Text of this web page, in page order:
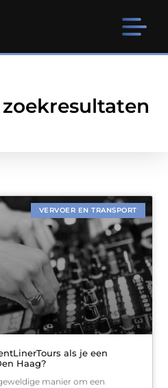
VERVOER EN TRANSPORT
als je een
Haag?
manier om een